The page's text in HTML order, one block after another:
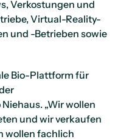
Verkostungen und
Virtual-Reality-
und -Betrieben sowie
Bio-Plattform für
„Wir wollen
und wir verkaufen
wollen fachlich